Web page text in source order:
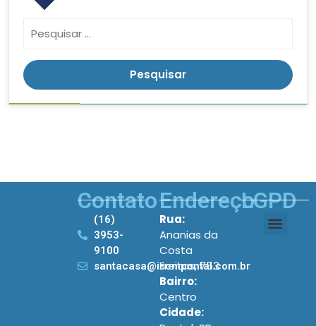
Contato
(16)
3953-
9100
santacasa@iscmpontal.com.br
Endereço
Rua:
Ananias da
Costa
Freitas, 753
Bairro:
Centro
Cidade:
LGPD